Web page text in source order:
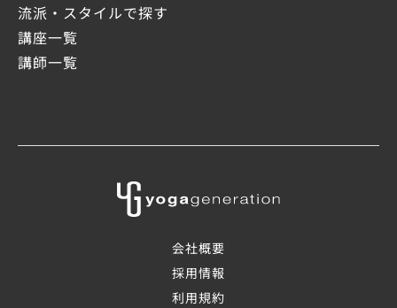
流派・スタイルで探す
講座一覧
講師一覧
会社概要
採用情報
利用規約